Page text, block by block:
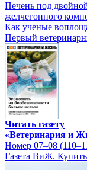
Печень под
желчегонного
Как ученые
Первый
Читать газету
«Ветеринария и
Номер 07–08
Газета ВиЖ. Купить